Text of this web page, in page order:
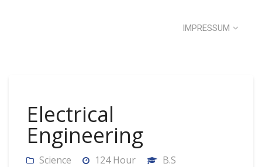
IMPRESSUM
Electrical
Engineering
Science 124 Hour
B.S